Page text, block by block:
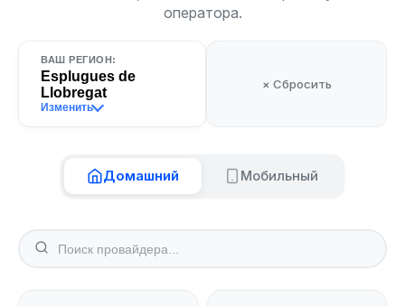
оператора.
ВАШ РЕГИОН:
Esplugues de
Llobregat
Изменить
× Сбросить
Домашний Мобильный